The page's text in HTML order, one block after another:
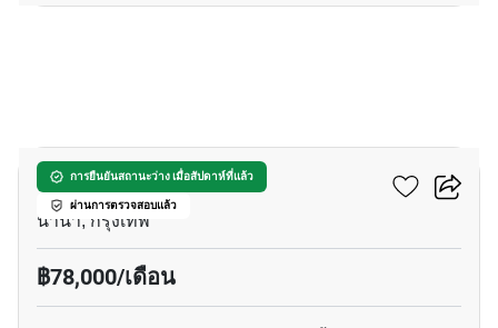
การยืนยันสถานะว่าง เมื่อสัปดาห์ที่แล้ว
ผ่านการตรวจสอบแล้ว
ทาวเวอร์ พาร์ค
นานา, กรุงเทพ
฿78,000/เดือน